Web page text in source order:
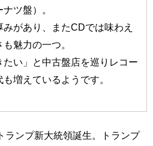
ツ盤）。
があり、またCDでは味わえ
魅力の一つ。
い」と中古盤店を巡りレコー
増えているようです。
ランプ新大統領誕生。トランプ